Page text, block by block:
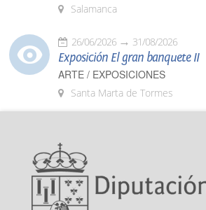
Salamanca
26/06/2026 31/08/2026
Exposición El gran banquete II
ARTE / EXPOSICIONES
Santa Marta de Tormes